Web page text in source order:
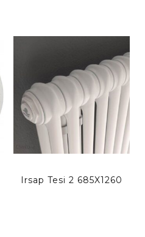
Irsap Tesi 2 685X1260